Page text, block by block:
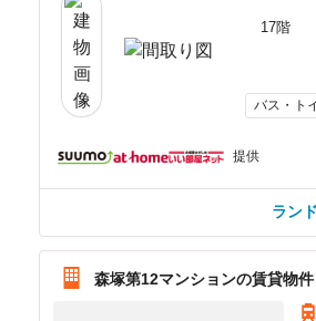
17階
バス・ト
提供
ラン
森塚第12マンションの賃貸物件